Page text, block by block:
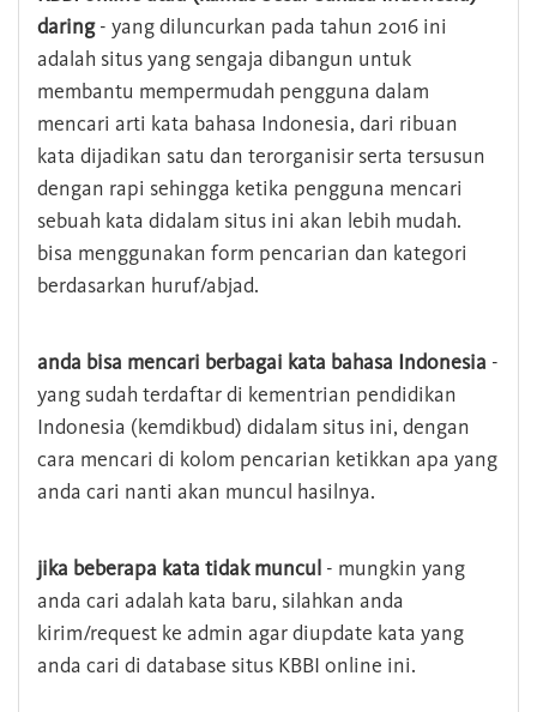
daring- yang diluncurkan pada tahun 2016 ini
adalah situs yang sengaja dibangun untuk
membantu mempermudah pengguna dalam
mencari arti kata bahasa Indonesia, dari ribuan
kata dijadikan satu dan terorganisir serta tersusun
dengan rapi sehingga ketika pengguna mencari
sebuah kata didalam situs ini akan lebih mudah.
bisa menggunakan form pencarian dan kategori
berdasarkan huruf/abjad.
anda bisa mencari berbagai kata bahasa Indonesia -
yang sudah terdaftar di kementrian pendidikan
Indonesia (kemdikbud) didalam situs ini, dengan
cara mencari di kolom pencarian ketikkan apa yang
anda cari nanti akan muncul hasilnya.
jika beberapa kata tidak muncul - mungkin yang
anda cari adalah kata baru, silahkan anda
kirim/request ke admin agar diupdate kata yang
anda cari di database situs KBBI online ini.